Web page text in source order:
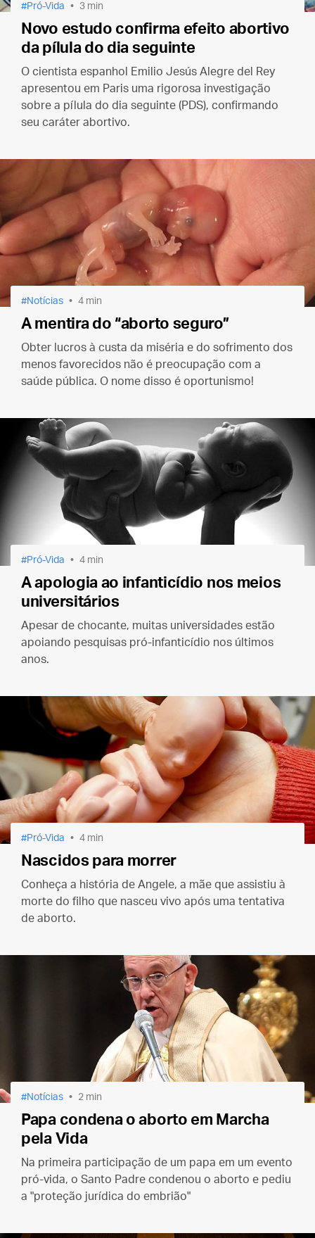
Pró-Vida 3 min
Novo estudo confirma efeito abortivo
da pílula do dia seguinte
O cientista espanhol Emilio Jesús Alegre del Rey
apresentou em Paris uma rigorosa investigação
sobre a pílula do dia seguinte (PDS), confirmando
seu caráter abortivo.
Notícias 4 min
A mentira do “aborto seguro”
Obter lucros à custa da miséria e do sofrimento dos
menos favorecidos não é preocupação com a
saúde pública. O nome disso é oportunismo!
Pró-Vida 4 min
A apologia ao infanticídio nos meios
universitários
Apesar de chocante, muitas universidades estão
apoiando pesquisas pró-infanticídio nos últimos
anos.
Pró-Vida 4 min
Nascidos para morrer
Conheça a história de Angele, a mãe que assistiu à
morte do filho que nasceu vivo após uma tentativa
de aborto.
Notícias 2 min
Papa condena o aborto em Marcha
pela Vida
Na primeira participação de um papa em um evento
pró-vida, o Santo Padre condenou o aborto e pediu
a "proteção jurídica do embrião"